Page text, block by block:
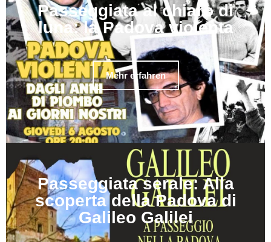
Passeggiata al chiaro di
luna: la Padova violenta
Mehr erfahren
Passeggiata serale: Alla
scoperta della Padova di
Galileo Galilei